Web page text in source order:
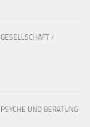
GESELLSCHAFT /
PSYCHE UND BERATUNG